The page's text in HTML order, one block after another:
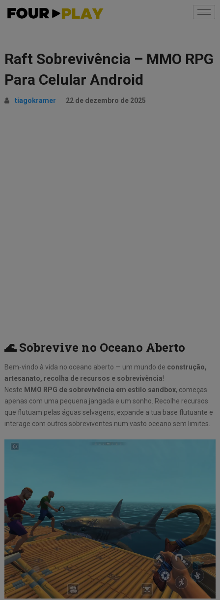
Raft Sobrevivência – MMO RPG
Para Celular Android
tiagokramer 22 de dezembro de 2025
🌊 Sobrevive no Oceano Aberto
Bem-vindo à vida no oceano aberto — um mundo de construção,
artesanato, recolha de recursos e sobrevivência!
Neste MMO RPG de sobrevivência em estilo sandbox, começas
apenas com uma pequena jangada e um sonho. Recolhe recursos
que flutuam pelas águas selvagens, expande a tua base flutuante e
interage com outros sobreviventes num vasto oceano sem limites.